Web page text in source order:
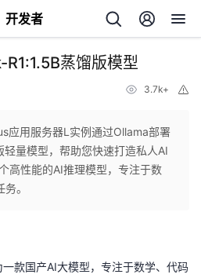
开发者
蒸馏版模型
3.7k+
应用服务器L实例通过Ollama部署
量模型，帮助您快速打造私人AI
高性能的AI推理模型，专注于数
。
款国产AI大模型，专注于数学、代码